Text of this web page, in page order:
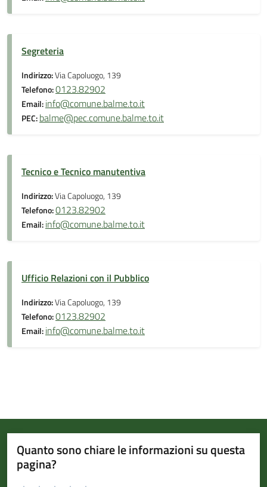
Segreteria
Indirizzo:Via Capoluogo, 139
Telefono:0123.82902
Email:info@comune.balme.to.it
PEC:balme@pec.comune.balme.to.it
Tecnico e Tecnico manutentiva
Indirizzo:Via Capoluogo, 139
Telefono:0123.82902
Email:info@comune.balme.to.it
Ufficio Relazioni con il Pubblico
Indirizzo:Via Capoluogo, 139
Telefono:0123.82902
Email:info@comune.balme.to.it
Quanto sono chiare le informazioni su questa
pagina?